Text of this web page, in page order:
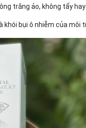
trắng ảo, không tẩy
bụi ô nhiễm của môi